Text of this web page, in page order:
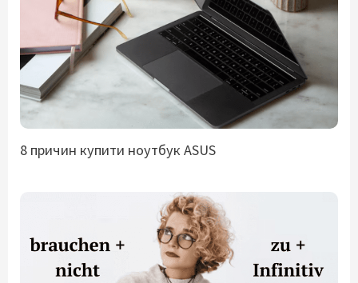
8 причин купити ноутбук ASUS